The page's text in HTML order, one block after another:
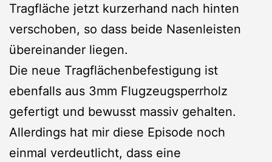
Tragfläche jetzt kurzerhand nach hinten
verschoben, so dass beide Nasenleisten
übereinander liegen.
Die neue Tragflächenbefestigung ist
ebenfalls aus 3mm Flugzeugsperrholz
gefertigt und bewusst massiv gehalten.
Allerdings hat mir diese Episode noch
einmal verdeutlicht, dass eine